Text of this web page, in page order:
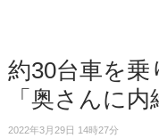
約30台車を
「奥さんに内
2022年3月29日 14時27分